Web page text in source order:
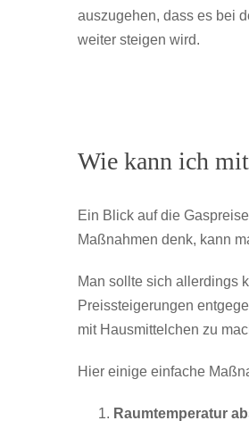
auszugehen, dass es bei
weiter steigen wird.
Wie kann ich
Ein Blick auf die
Maßnahmen denk, kann
Man sollte sich allerdings
Preissteigerungen
mit Hausmittelchen zu
Hier einige einfache
Raumtemperatur